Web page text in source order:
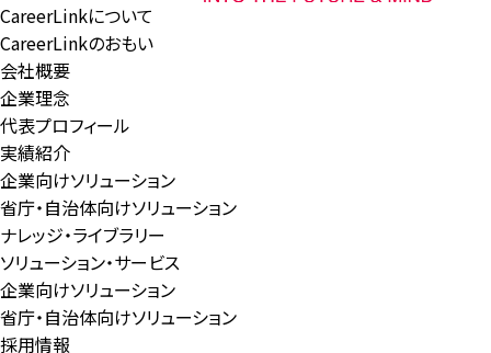
CareerLinkについて
CareerLinkのおもい
会社概要
企業理念
代表プロフィール
実績紹介
企業向けソリューション
省庁・自治体向けソリューション
ナレッジ・ライブラリー
ソリューション・サービス
企業向けソリューション
省庁・自治体向けソリューション
採用情報